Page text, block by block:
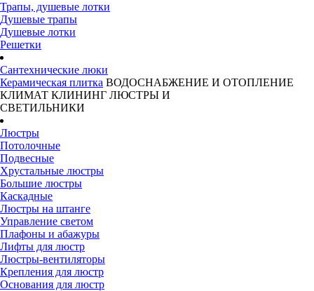
Трапы, душевые лотки
Душевые трапы
Душевые лотки
Решетки
Сантехнические люки
Керамическая плитка ВОДОСНАБЖЕНИЕ И ОТОПЛЕНИЕ
КЛИМАТ КЛИНИНГ ЛЮСТРЫ И
СВЕТИЛЬНИКИ
Люстры
Потолочные
Подвесные
Хрустальные люстры
Большие люстры
Каскадные
Люстры на штанге
Управление светом
Плафоны и абажуры
Лифты для люстр
Люстры-вентиляторы
Крепления для люстр
Основания для люстр